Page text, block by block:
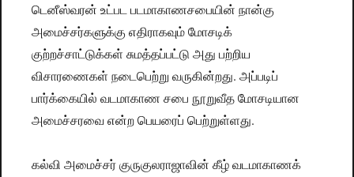
டெனீஸ்வரன் உட்பட படமாகாணசபையின் நான்கு
அமைச்சர்களுக்கு எதிராகவும் மோசடிக்
குற்றச்சாட்டுக்கள் சுமத்தப்பட்டு அது பற்றிய
விசாரணைகள் நடைபெற்று வருகின்றது. அப்படிப்
பார்க்கையில் வடமாகாண சபை நூறுவீத மோசடியான
அமைச்சரவை என்ற பெயரைப் பெற்றுள்ளது.
கல்வி அமைச்சர் குருகுலராஜாவின் கீழ் வடமாகாணக்